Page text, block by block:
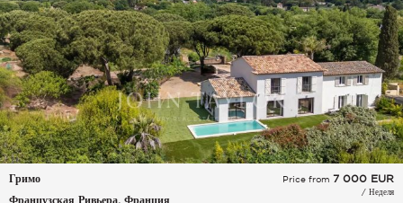
Гримо
Французская Ривьера, Франция
Price from 7 000 EUR
/ Неделя